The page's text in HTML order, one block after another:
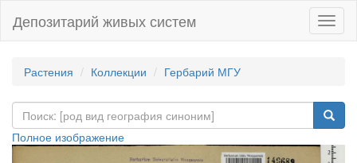
Депозитарий живых систем
Растения Коллекции Гербарий МГУ
Полное изображение